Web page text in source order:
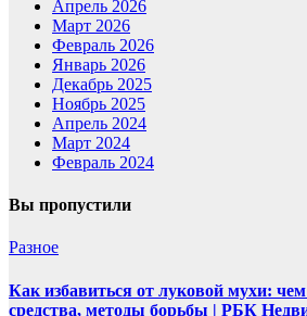
Апрель 2026
Март 2026
Февраль 2026
Январь 2026
Декабрь 2025
Ноябрь 2025
Апрель 2024
Март 2024
Февраль 2024
Вы пропустили
Разное
Как избавиться от луковой мухи:
средства, методы борьбы | РБК